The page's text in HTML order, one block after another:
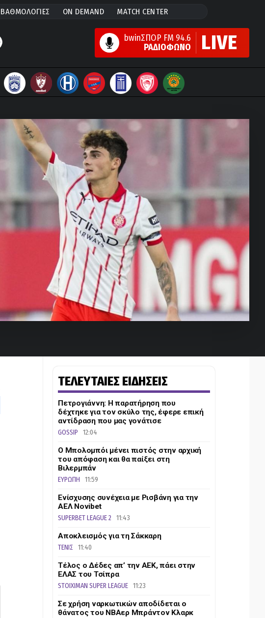
ΒΑΘΜΟΛΟΓΙΕΣ ON DEMAND MATCH CENTER
bwinΣΠΟΡ FM 94.6
ΡΑΔΙΟΦΩΝΟ
LIVE
ΤΕΛΕΥΤΑΙΕΣ ΕΙΔΗΣΕΙΣ
Πετρογιάννη: Η παρατήρηση που
δέχτηκε για τον σκύλο της, έφερε επική
αντίδραση που μας γονάτισε
GOSSIP 12:04
Ο Μπολομπόι μένει πιστός στην αρχική
του απόφαση και θα παίξει στη
Βιλερμπάν
ΕΥΡΩΠΗ 11:59
Ενίσχυσης συνέχεια με Ρισβάνη για την
ΑΕΛ Novibet
SUPERBET LEAGUE 2 11:43
Αποκλεισμός για τη Σάκκαρη
ΤΕΝΙΣ 11:40
Τέλος ο Δέδες απ’ την ΑΕΚ, πάει στην
ΕΛΑΣ του Τσίπρα
STOIXIMAN SUPER LEAGUE 11:23
Σε χρήση ναρκωτικών αποδίδεται ο
θάνατος του ΝΒΑερ Μπράντον Κλαρκ